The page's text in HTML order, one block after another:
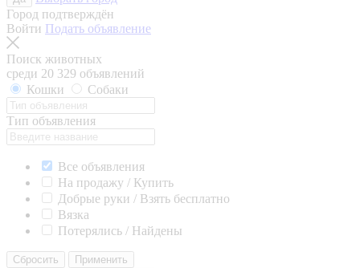
Город подтверждён
Войти Подать объявление
Поиск животных
среди 20 329 объявлений
Кошки
Собаки
Тип объявления
Все объявления
На продажу / Купить
Добрые руки / Взять бесплатно
Вязка
Потерялись / Найдены
Сбросить Применить